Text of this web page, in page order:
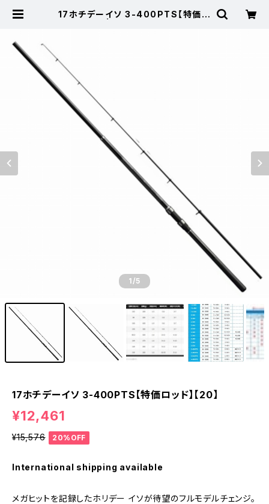
17ホチデーイソ 3-400PTS【特価ロ
1/5
17ホチデーイソ 3-400PTS【特価ロッド】【20】
¥12,461
¥15,576 20%OFF
International shipping available
メガヒットを記録したホリデー イソが待望のフルモデルチェンジ。